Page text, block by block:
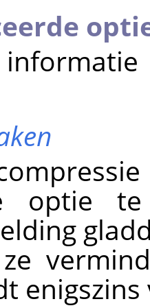
optie
enigszins